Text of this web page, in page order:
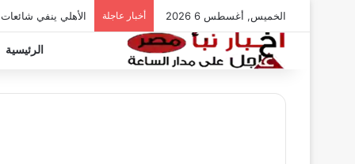
الخميس, أغسطس 6 2026 أخبار عاجلة الأهلي ينفي
الرئيسية